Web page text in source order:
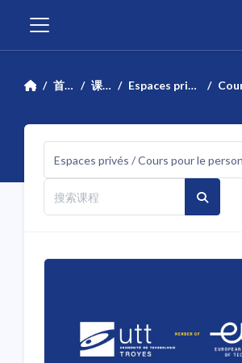
首页 课程 Espaces privés
课程类别
搜索课程